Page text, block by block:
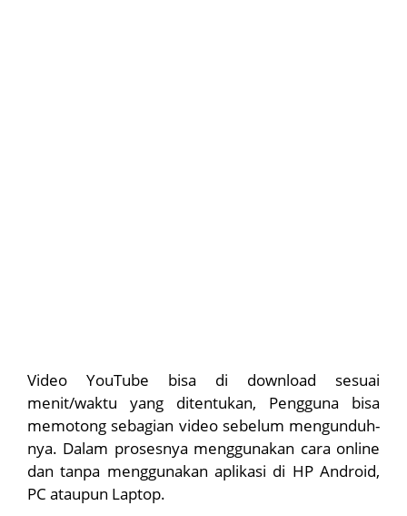
Video YouTube bisa di download sesuai
menit/waktu yang ditentukan, Pengguna bisa
memotong sebagian video sebelum mengunduh-
nya. Dalam prosesnya menggunakan cara online
dan tanpa menggunakan aplikasi di HP Android,
PC ataupun Laptop.